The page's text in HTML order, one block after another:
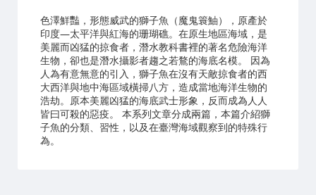
色澤鮮豔，形態威武的獅子魚（魔鬼簑鮋），原產於
印度—太平洋與紅海的珊瑚礁。在原生地區海域，是
美麗而凶猛的掠食者，潛水教科書裡的著名危險海洋
生物，卻也是潛水攝影者趨之若鶩的海底名模。 因為
人為有意無意的引入，獅子魚在沒有天敵掠食者的西
大西洋與地中海區域橫掃八方，造成當地海洋生物的
浩劫。原本美麗凶猛的海底武士形象，反而成為人人
皆曰可殺的惡疫。 本系列文章分成兩篇，本篇介紹獅
子魚的分類、習性，以及在臺灣海域觀察到的特殊行
為。